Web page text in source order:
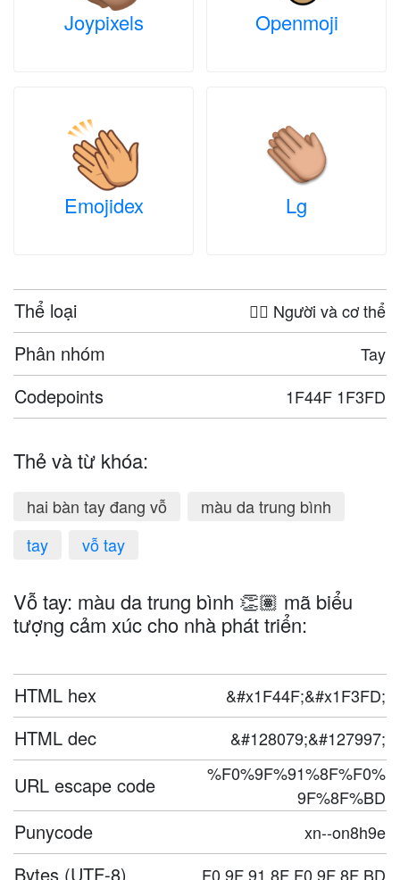
Joypixels Openmoji
Emojidex Lg
Thể loại 🤦‍♀️ Người và cơ thể
Phân nhóm Tay
Codepoints 1F44F 1F3FD
Thẻ và từ khóa:
hai bàn tay đang vỗ
màu da trung bình
tay
vỗ tay
Vỗ tay: màu da trung bình 👏🏽 mã biểu
tượng cảm xúc cho nhà phát triển:
HTML hex &#x1F44F;&#x1F3FD;
HTML dec &#128079;&#127997;
URL escape code
%F0%9F%91%8F%F0%
9F%8F%BD
Punycode xn--on8h9e
Bytes (UTF-8) F0 9F 91 8F F0 9F 8F BD